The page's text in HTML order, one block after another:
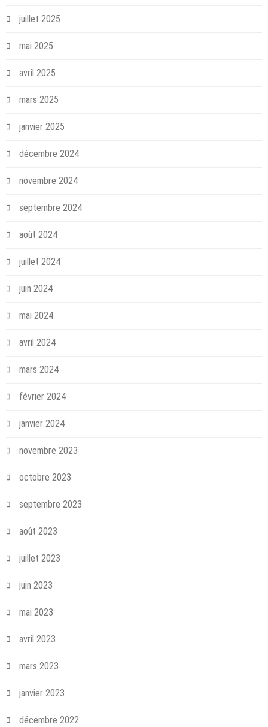
juillet 2025
mai 2025
avril 2025
mars 2025
janvier 2025
décembre 2024
novembre 2024
septembre 2024
août 2024
juillet 2024
juin 2024
mai 2024
avril 2024
mars 2024
février 2024
janvier 2024
novembre 2023
octobre 2023
septembre 2023
août 2023
juillet 2023
juin 2023
mai 2023
avril 2023
mars 2023
janvier 2023
décembre 2022